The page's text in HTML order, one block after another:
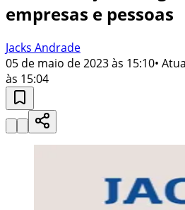
empresas e pessoas
Jacks Andrade
05 de maio de 2023 às 15:10•
às 15:04